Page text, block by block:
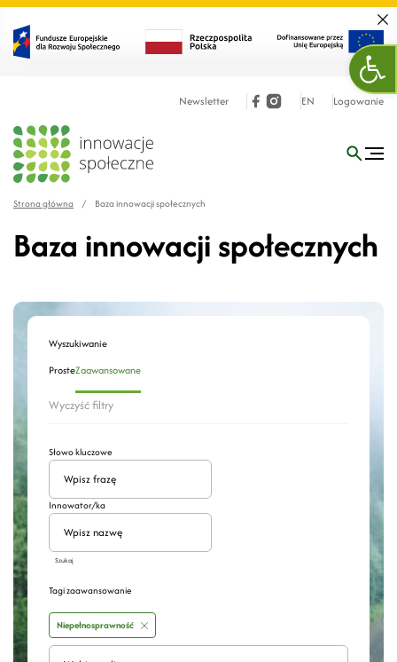
Newsletter EN Logowanie
Strona główna / Baza innowacji społecznych
Baza innowacji społecznych
Wyszukiwanie
ProsteZaawansowane
Wyczyść filtry
Słowo kluczowe
Innowator/ka
Szukaj
Tagi zaawansowanie
Niepełnosprawność